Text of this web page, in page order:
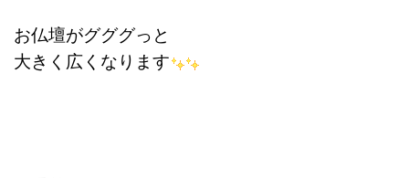
お仏壇がグググっと
大きく広くなります